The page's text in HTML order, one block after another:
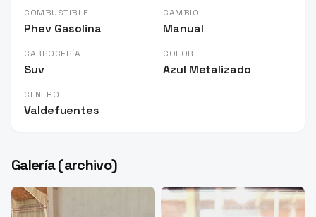
COMBUSTIBLE
Phev Gasolina
CAMBIO
Manual
CARROCERÍA
Suv
COLOR
Azul Metalizado
CENTRO
Valdefuentes
Galería (archivo)